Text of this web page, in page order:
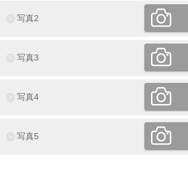
写真2
写真3
写真4
写真5